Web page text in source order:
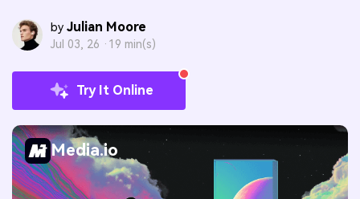
by Julian Moore
Jul 03, 26 · 19 min(s)
Try It Online
Media.io